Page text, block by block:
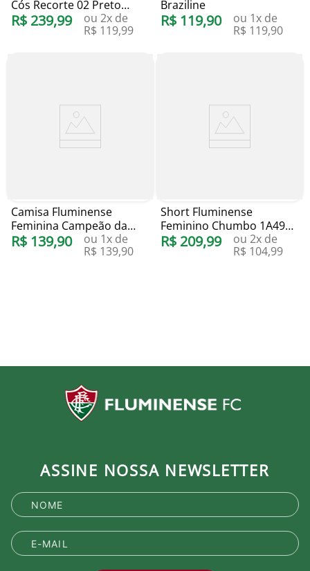
Cós Recorte 02 Preto
Blueman
R$ 239,99 ou 2x de
R$ 119,99
Braziline
R$ 119,90 ou 1x de
R$ 119,90
Camisa Fluminense
Feminina Campeão da
América Liga Retrô
R$ 139,90 ou 1x de
R$ 139,90
Short Fluminense
Feminino Chumbo 1A494A
Starter
R$ 209,99 ou 2x de
R$ 104,99
ASSINE NOSSA NEWSLETTER